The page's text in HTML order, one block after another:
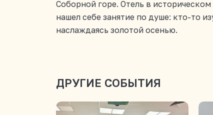
Соборной горе. Отель в
нашел себе занятие по душе: кто-то
наслаждаясь золотой осенью.
ДРУГИЕ СОБЫТИЯ